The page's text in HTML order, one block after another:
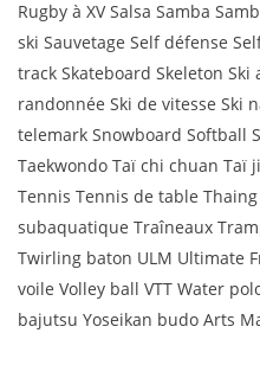
Rugby à XV Salsa Samba
ski Sauvetage Self défense
track Skateboard Skeleton
randonnée Ski de vitesse Ski
telemark Snowboard Softball
Taekwondo Taï chi chuan Taï
Tennis Tennis de table
subaquatique Traîneaux
Twirling baton ULM Ultimate
voile Volley ball VTT Water
bajutsu Yoseikan budo Arts